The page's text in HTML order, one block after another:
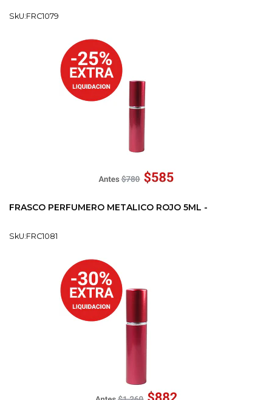
SkU:FRC1079
FRASCO PERFUMERO METALICO ROJO 5ML -
SkU:FRC1081